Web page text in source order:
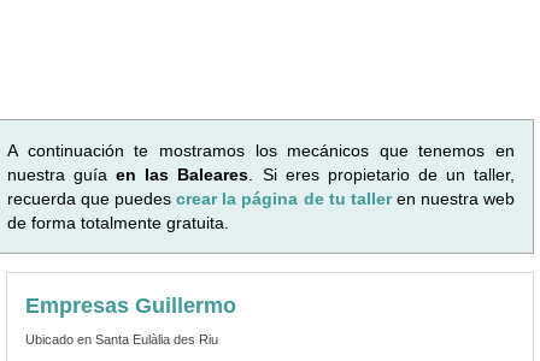
A continuación te mostramos los mecánicos que tenemos en
nuestra guíaen las Baleares . Si eres propietario de un taller,
recuerda que puedescrear la página de tu talleren nuestra web
de forma totalmente gratuita.
Empresas Guillermo
Ubicado en Santa Eulàlia des Riu